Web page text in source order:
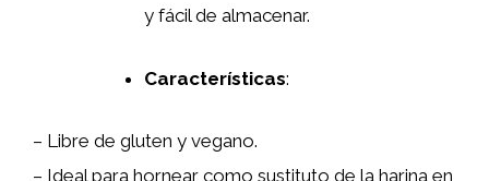
y fácil de almacenar.
Características:
– Libre de gluten y vegano.
– Ideal para hornear como sustituto de la harina en